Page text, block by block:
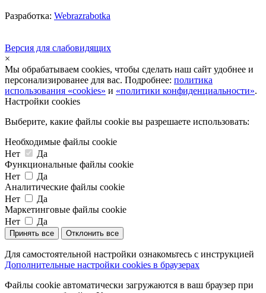
Разработка: Webrazrabotka
Версия для слабовидящих
×
Мы обрабатываем cookies, чтобы сделать наш сайт удобнее и
персонализированее для вас. Подробнее: политика
использования «cookies» и «политики конфиденциальности».
Настройки cookies
Выберите, какие файлы cookie вы разрешаете использовать:
Необходимые файлы cookie
Нет
Да
Функциональные файлы cookie
Нет
Да
Аналитические файлы cookie
Нет
Да
Маркетинговые файлы cookie
Нет
Да
Принять все Отклонить все
Для самостоятельной настройки ознакомьтесь с инструкцией
Дополнительные настройки cookies в браузерах
Файлы cookie автоматически загружаются в ваш браузер при